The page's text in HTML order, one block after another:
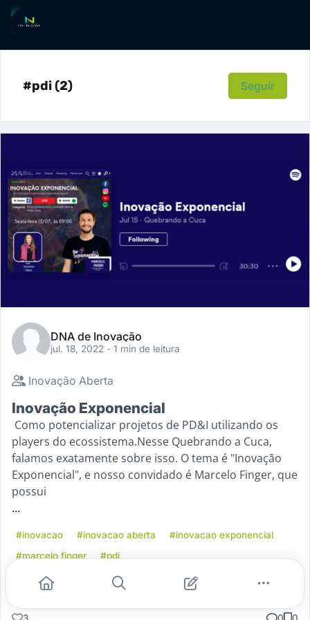
#pdi (2) Seguir
DNA de Inovação
jul. 18, 2022 - 1 min de leitura
Inovação Aberta
Inovação Exponencial
Como potencializar projetos de PD&I utilizando os
players do ecossistema.Nesse Quebrando a Cuca,
falamos exatamente sobre isso. O tema é "Inovação
Exponencial", e nosso convidado é Marcelo Finger, que
possui
...
#inovacao #inovacao aberta
#inovacao exponencial
#marcelo finger
#pdi
Leia mais
3 0 0